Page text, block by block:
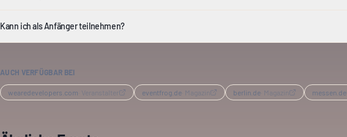
Kann ich als Anfänger teilnehmen?
AUCH VERFÜGBAR BEI
wearedevelopers.com Veranstalter eventfrog.de Magazin berlin.de Magazin messen.de